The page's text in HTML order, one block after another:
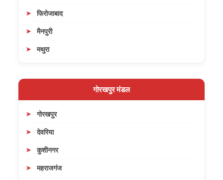
फिरोजाबाद
मैनपुरी
मथुरा
गोरखपुर मंडल
गोरखपुर
देवरिया
कुशीनगर
महराजगंज